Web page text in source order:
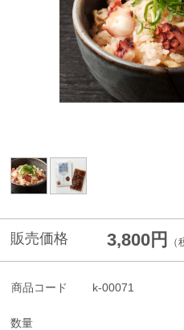
販売価格 3,800円
商品コード k-00071
数量